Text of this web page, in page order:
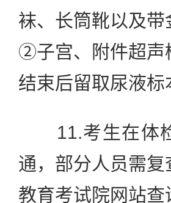
袜、长筒靴以及
②子宫、附件超声
结束后留取尿液标
11.考生在体检
通，部分人员需
教育考试院网站